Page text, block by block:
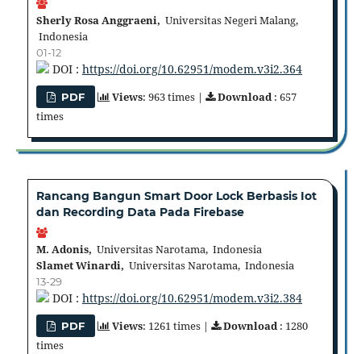
Sherly Rosa Anggraeni, Universitas Negeri Malang,
Indonesia
01-12
DOI : https://doi.org/10.62951/modem.v3i2.364
PDF Views: 963 times | Download: 657
times
Rancang Bangun Smart Door Lock Berbasis Iot
dan Recording Data Pada Firebase
M. Adonis, Universitas Narotama, Indonesia
Slamet Winardi, Universitas Narotama, Indonesia
13-29
DOI : https://doi.org/10.62951/modem.v3i2.384
PDF Views: 1261 times | Download: 1280
times